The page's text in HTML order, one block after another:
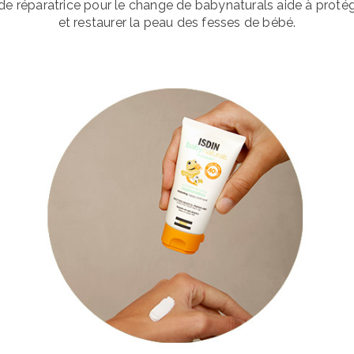
réparatrice pour le change de babynaturals aide à
et restaurer la peau des fesses de bébé.